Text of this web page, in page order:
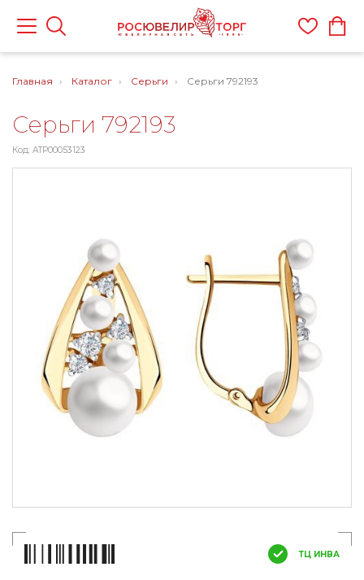
Главная Каталог Серьги Серьги 792193
Серьги 792193
Код: ATP00053123
ТЦ ИНВА